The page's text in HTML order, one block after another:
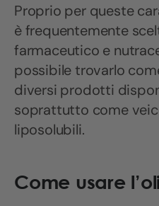
Proprio per queste
è frequentemente
farmaceutico e
possibile trovarlo
diversi prodotti
soprattutto come
liposolubili.
Come usare